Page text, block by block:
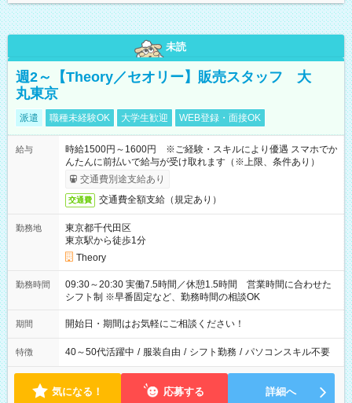
未読
週2～【Theory／セオリー】販売スタッフ 大
丸東京
派遣 職種未経験OK 大学生歓迎 WEB登録・面接OK
給与
時給1500円～1600円 ※ご経験・スキルにより優遇 スマホでか
んたんに前払いで給与が受け取れます（※上限、条件あり）
交通費別途支給あり
交通費 交通費全額支給（規定あり）
勤務地
東京都千代田区
東京駅から徒歩1分
Theory
勤務時間
09:30～20:30 実働7.5時間／休憩1.5時間 営業時間に合わせた
シフト制 ※早番固定など、勤務時間の相談OK
期間 開始日・期間はお気軽にご相談ください！
特徴 40～50代活躍中 / 服装自由 / シフト勤務 / パソコンスキル不要
気になる！ 応募する 詳細へ